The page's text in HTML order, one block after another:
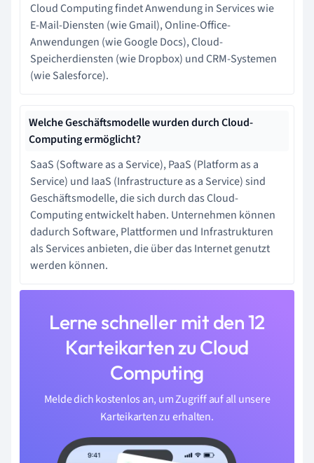
Cloud Computing findet Anwendung in Services wie
E-Mail-Diensten (wie Gmail), Online-Office-
Anwendungen (wie Google Docs), Cloud-
Speicherdiensten (wie Dropbox) und CRM-Systemen
(wie Salesforce).
Welche Geschäftsmodelle wurden durch Cloud-
Computing ermöglicht?
SaaS (Software as a Service), PaaS (Platform as a
Service) und IaaS (Infrastructure as a Service) sind
Geschäftsmodelle, die sich durch das Cloud-
Computing entwickelt haben. Unternehmen können
dadurch Software, Plattformen und Infrastrukturen
als Services anbieten, die über das Internet genutzt
werden können.
Lerne schneller mit den 12
Karteikarten zu Cloud
Computing
Melde dich kostenlos an, um Zugriff auf all unsere
Karteikarten zu erhalten.